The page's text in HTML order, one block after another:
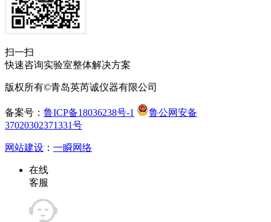
扫一扫
快速咨询实验室整体解决方案
版权所有©青岛英芮诚仪器有限公司
备案号： 鲁ICP备18036238号-1
鲁公网安备
37020302371331号
网站建设 ： 一瞬网络
在线
客服